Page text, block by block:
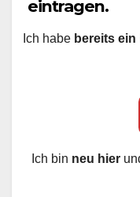
eintragen.
Ich habe bereits
Ich bin neu hier